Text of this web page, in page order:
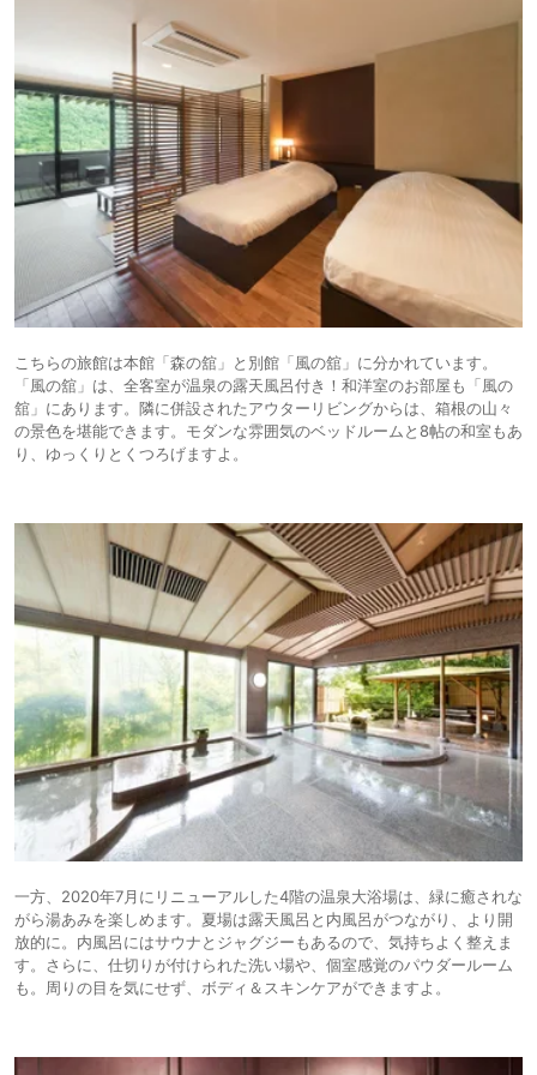
こちらの旅館は本館「森の舘」と別館「風の舘」に分かれています。
「風の舘」は、全客室が温泉の露天風呂付き！和洋室のお部屋も「風の
舘」にあります。隣に併設されたアウターリビングからは、箱根の山々
の景色を堪能できます。モダンな雰囲気のベッドルームと8帖の和室もあ
り、ゆっくりとくつろげますよ。
一方、2020年7月にリニューアルした4階の温泉大浴場は、緑に癒されな
がら湯あみを楽しめます。夏場は露天風呂と内風呂がつながり、より開
放的に。内風呂にはサウナとジャグジーもあるので、気持ちよく整えま
す。さらに、仕切りが付けられた洗い場や、個室感覚のパウダールーム
も。周りの目を気にせず、ボディ＆スキンケアができますよ。